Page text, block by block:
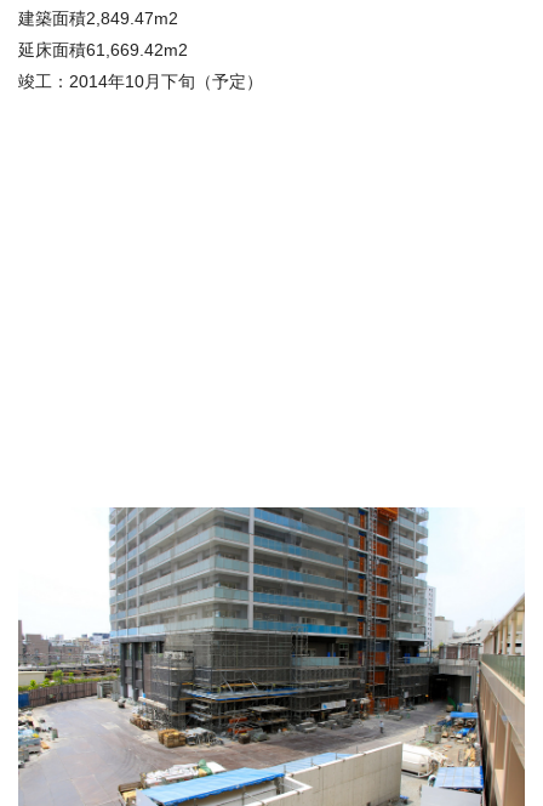
建築面積2,849.47m2
延床面積61,669.42m2
竣工：2014年10月下旬（予定）